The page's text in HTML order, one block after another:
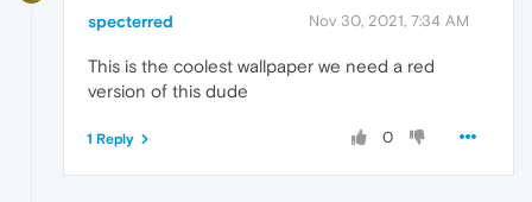
specterred Nov 30, 2021, 7:34 AM
This is the coolest wallpaper we need a red
version of this dude
0
1 Reply